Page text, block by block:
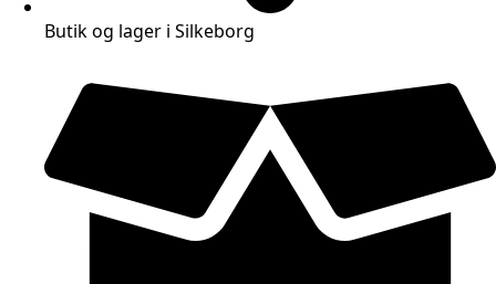
Butik og lager i Silkeborg